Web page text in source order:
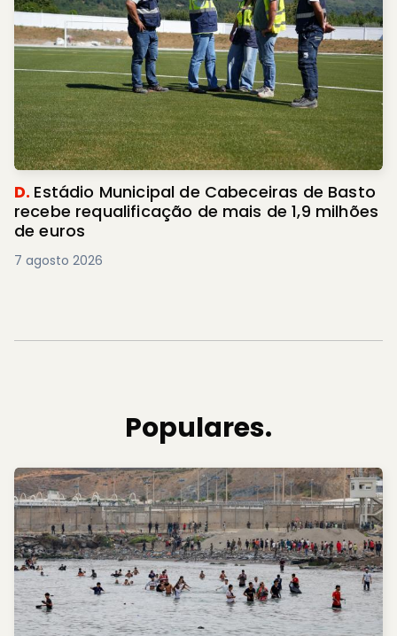
D. Estádio Municipal de Cabeceiras de Basto
recebe requalificação de mais de 1,9 milhões
de euros
7 agosto 2026
Populares.